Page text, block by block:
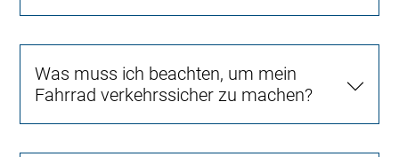
Was muss ich beachten, um mein
Fahrrad verkehrssicher zu machen?